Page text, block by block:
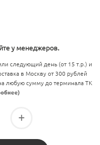
у менеджеров.
следующий день (от 15 т.р.) и
в Москву от 300 рублей
любую сумму до терминала ТК
+